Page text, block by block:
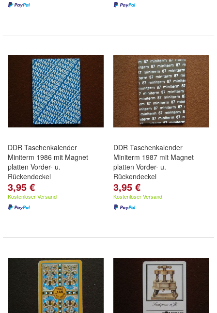
DDR Taschenkalender
Miniterm 1986 mit Magnet
platten Vorder- u.
Rückendeckel
3,95 €
Kostenloser Versand
DDR Taschenkalender
Miniterm 1987 mit Magnet
platten Vorder- u.
Rückendeckel
3,95 €
Kostenloser Versand